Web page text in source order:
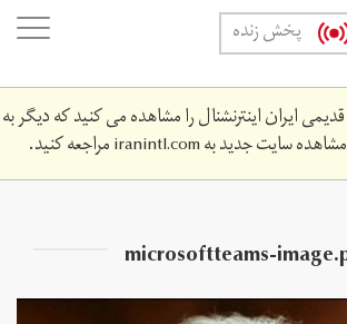
پخش زنده
ایران اینترنشنال را مشاهده می کنید که دیگر به
سایت جدید بهiranintl.comمراجعه کنید.
microsoftteams-